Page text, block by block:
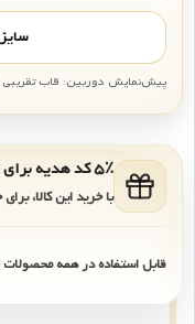
پیش‌نمایش دوربین: قاب تقریبی با +۲.۵ میلی‌متر در
۵٪ کد هدیه برای خرید بعدی
با خرید این کالا،
قابل استفاده در همه